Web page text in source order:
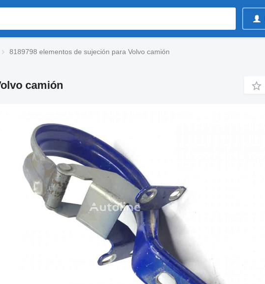
8189798 elementos de sujeción para Volvo camión
camión